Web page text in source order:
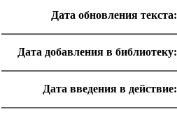
Дата обновления текста:
Дата добавления в библиотеку:
Дата введения в действие: